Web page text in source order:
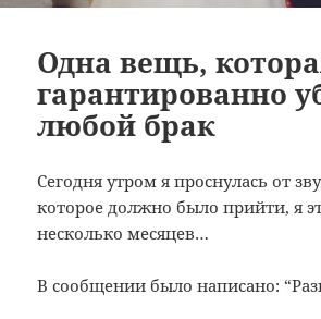
Одна вещь,
гарантированно
любой брак
Сегодня утром я проснулась от
которое должно было прийти, я
несколько месяцев…
В сообщении было написано: